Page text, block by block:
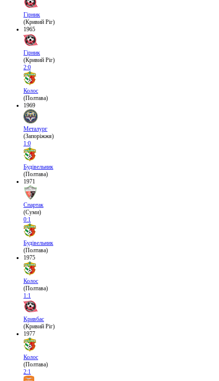
Гірник
(Кривий Ріг)
1965
Гірник
(Кривий Ріг)
2:0
Колос
(Полтава)
1969
Металург
(Запоріжжя)
1:0
Будівельник
(Полтава)
1971
Спартак
(Суми)
0:1
Будівельник
(Полтава)
1975
Колос
(Полтава)
1:1
Кривбас
(Кривий Ріг)
1977
Колос
(Полтава)
2:1